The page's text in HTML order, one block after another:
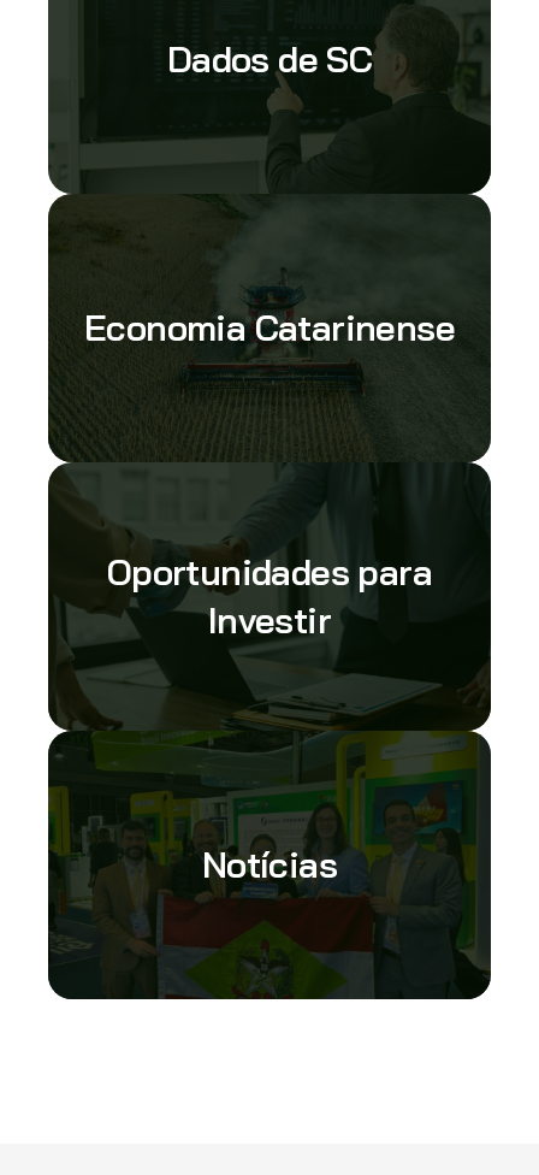
Dados de SC
Economia Catarinense
Oportunidades para
Investir
Notícias